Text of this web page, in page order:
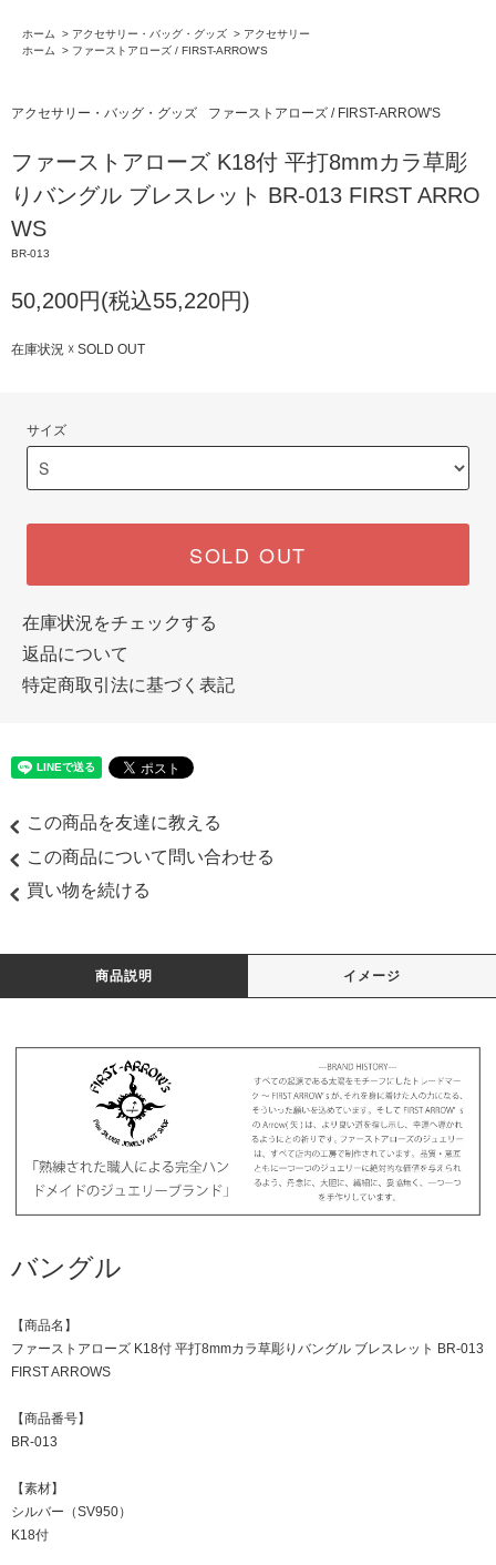
ホーム > アクセサリー・バッグ・グッズ > アクセサリー
ホーム
> ファーストアローズ / FIRST-ARROW'S
アクセサリー・バッグ・グッズ ファーストアローズ / FIRST-ARROW'S
ファーストアローズ K18付 平打8mmカラ草彫
りバングル ブレスレット BR-013 FIRST ARRO
WS
BR-013
50,200円(税込55,220円)
在庫状況 ☓ SOLD OUT
サイズ
SOLD OUT
在庫状況をチェックする
返品について
特定商取引法に基づく表記
この商品を友達に教える
この商品について問い合わせる
買い物を続ける
商品説明 イメージ
バングル
【商品名】
ファーストアローズ K18付 平打8mmカラ草彫りバングル ブレスレット BR-013
FIRST ARROWS
【商品番号】
BR-013
【素材】
シルバー（SV950）
K18付